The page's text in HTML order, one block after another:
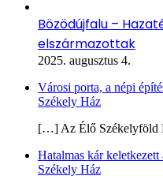
Bözödújfalu –
elszármazottak
2025. augusztus 4.
Városi porta, a népi
Székely Ház
[…] Az Élő Székelyföld
Hatalmas kár
Székely Ház